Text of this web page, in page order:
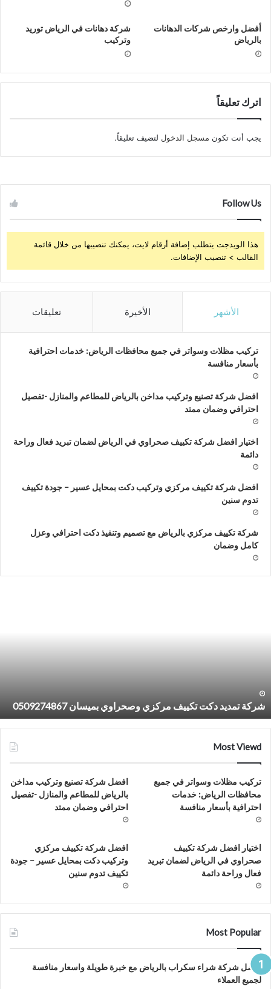
أفضل وارخص شركات الدهانات
بالرياض
شركة دهانات في الرياض توريد
وتركيب
اترك تعليقاً
يجب أنت تكون مسجل الدخول لتضيف تعليقاً.
Follow Us
هذا الويدجت يتطلب إضافة أرقام لايت، يمكنك تنصيبها من خلال قائمة
القالب > تنصيب الإضافات.
الأشهر الأخيرة تعليقات
تركيب مظلات وسواتر في جميع محافظات الرياض: خدمات احترافية
بأسعار منافسة
افضل شركة تصنيع وتركيب مداخن بالرياض للمطاعم والمنازل -تفصيل
احترافي وضمان ممتد
اختيار افضل شركة تكييف صحراوي في الرياض لضمان تبريد فعال وراحة
دائمة
افضل شركة تكييف مركزي وتركيب دكت بمحايل عسير – جودة تكييف
تدوم سنين
شركة تكييف مركزي بالرياض مع تصميم وتنفيذ دكت احترافي وعزل
كامل وضمان
0509274867
0509274867
Most Viewd
تركيب مظلات وسواتر في جميع
محافظات الرياض: خدمات
احترافية بأسعار منافسة
افضل شركة تصنيع وتركيب مداخن
بالرياض للمطاعم والمنازل -تفصيل
احترافي وضمان ممتد
اختيار افضل شركة تكييف
صحراوي في الرياض لضمان تبريد
فعال وراحة دائمة
افضل شركة تكييف مركزي
وتركيب دكت بمحايل عسير – جودة
تكييف تدوم سنين
Most Popular
افضل شركة شراء سكراب بالرياض مع خبرة طويلة واسعار منافسة
لجميع العملاء